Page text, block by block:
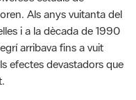
Als anys vuitanta del
i a la dècada de 1990
arribava fins a vuit
efectes devastadors que